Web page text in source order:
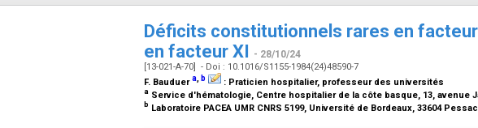
Déficits constitutionnels rares en
en facteur XI - 28/10/24
[13-021-A-70] - Doi : 10.1016/S1155-1984(24)48590-7
F. Bauduera, b : Praticien hospitalier, professeur des universités
a Service d'hématologie, Centre hospitalier de la côte basque, 13, avenue
b Laboratoire PACEA UMR CNRS 5199, Université de Bordeaux, 33604